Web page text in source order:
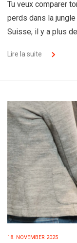
Tu veux comparer
perds dans la
Suisse, il y a plus
Lire la suite
18. NOVEMBER 2025